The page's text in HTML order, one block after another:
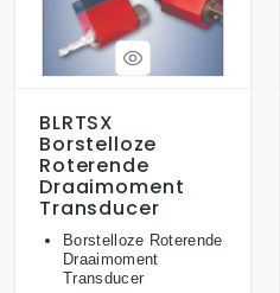
BLRTSX
Borstelloze
Roterende
Draaimoment
Transducer
Borstelloze Roterende
Draaimoment
Transducer